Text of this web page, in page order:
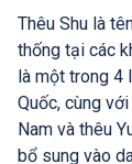
Thêu Shu là
thống tại các
là một trong 4
Quốc, cùng
Nam và thêu
bổ sung vào